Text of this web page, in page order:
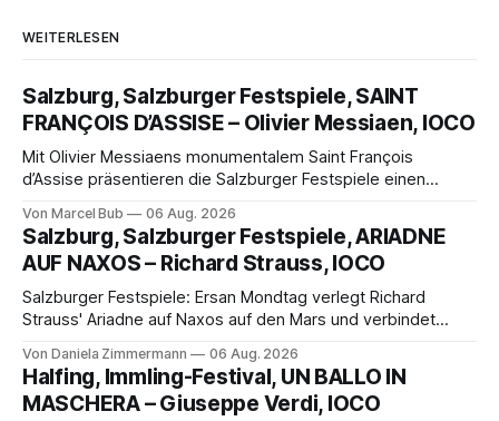
WEITERLESEN
Salzburg, Salzburger Festspiele, SAINT
FRANÇOIS D’ASSISE – Olivier Messiaen, IOCO
Mit Olivier Messiaens monumentalem Saint François
d’Assise präsentieren die Salzburger Festspiele einen
eine bildgewaltige Inszenierung, Maxime Pascal entfaltet
die komplexe Partitur eindrucksvoll, Philippe Sly berührt als
Franziskus.
Von Marcel Bub 06 Aug. 2026
Salzburg, Salzburger Festspiele, ARIADNE
AUF NAXOS – Richard Strauss, IOCO
Salzburger Festspiele: Ersan Mondtag verlegt Richard
Strauss' Ariadne auf Naxos auf den Mars und verbindet
Aufführung mit starken Solisten und den Wiener
Philharmonikern, szenisch bleibt der zweite Akt jedoch
hinter den Erwartungen zurück.
Von Daniela Zimmermann 06 Aug. 2026
Halfing, Immling-Festival, UN BALLO IN
MASCHERA – Giuseppe Verdi, IOCO